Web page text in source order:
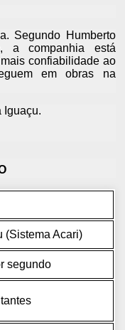
Segundo Humberto
a companhia está
confiabilidade ao
em obras na
Iguaçu.
(Sistema Acari)
segundo